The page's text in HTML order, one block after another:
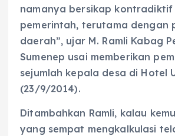
namanya bersikap kontradiktif
pemerintah, terutama dengan
daerah”, ujar M. Ramli Kabag
Sumenep usai memberikan
sejumlah kepala desa di Hotel
(23/9/2014).
Ditambahkan Ramli, kalau
yang sempat mengkalkulasi